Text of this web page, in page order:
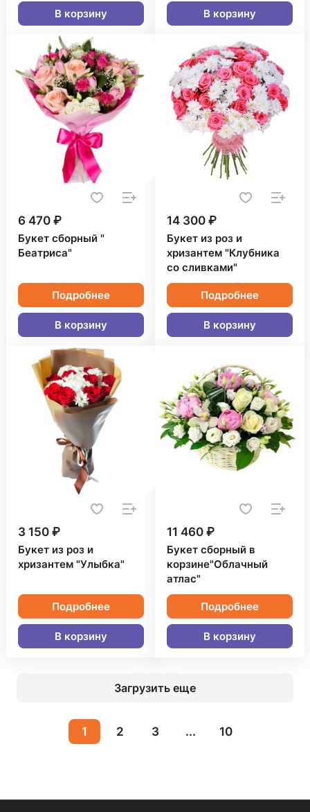
В корзину В корзину
6 470 ₽
Букет сборный "
Беатриса"
Подробнее
В корзину
14 300 ₽
Букет из роз и
хризантем "Клубника
со сливками"
Подробнее
В корзину
3 150 ₽
Букет из роз и
хризантем "Улыбка"
Подробнее
В корзину
11 460 ₽
Букет сборный в
корзине"Облачный
атлас"
Подробнее
В корзину
Загрузить еще
1 2 3 ... 10